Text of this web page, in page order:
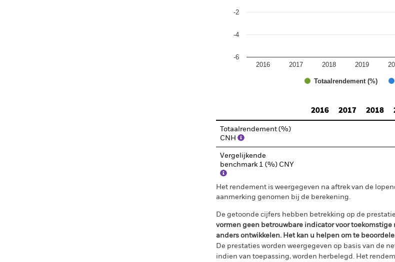
Totaalrendement (%)
2016 2017 2018 2019
-6
-4
-2
2016
2017 2018
Totaalrendement (%)
CNH
Vergelijkende
benchmark 1 (%) CNY
Het rendement is weergegeven na aftrek van de
aanmerking genomen bij de berekening.
De getoonde cijfers hebben betrekking op de
vormen geen betrouwbare indicator voor
anders ontwikkelen. Het kan u helpen om te
De prestaties worden weergegeven op basis van de
indien van toepassing, worden herbelegd. Het